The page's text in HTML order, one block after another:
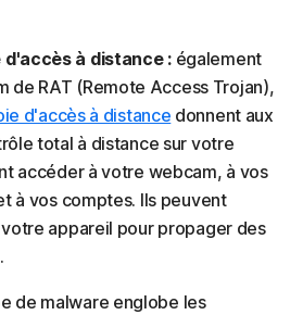
d'accès à distance : également
de RAT (Remote Access Trojan),
d'accès à distance donnent aux
total à distance sur votre
accéder à votre webcam, à vos
à vos comptes. Ils peuvent
appareil pour propager des
de malware englobe les